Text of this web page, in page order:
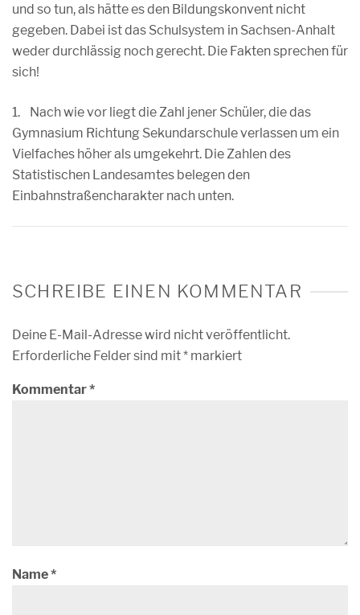
und so tun, als hätte es den Bildungskonvent nicht
gegeben. Dabei ist das Schulsystem in Sachsen-Anhalt
weder durchlässig noch gerecht. Die Fakten sprechen für
sich!
1. Nach wie vor liegt die Zahl jener Schüler, die das
Gymnasium Richtung Sekundarschule verlassen um ein
Vielfaches höher als umgekehrt. Die Zahlen des
Statistischen Landesamtes belegen den
Einbahnstraßencharakter nach unten.
SCHREIBE EINEN KOMMENTAR
Deine E-Mail-Adresse wird nicht veröffentlicht.
Erforderliche Felder sind mit* markiert
Kommentar*
Name*